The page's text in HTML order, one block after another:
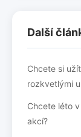
Další
Chcete si
rozkvetlými
Chcete léto
akcí?